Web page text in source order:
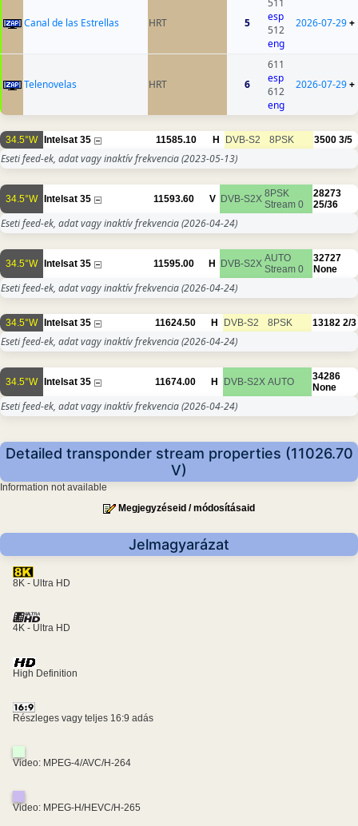
Canal de las Estrellas HRT 5
511
esp
512
eng
2026-07-29+
Telenovelas HRT 6
611
esp
612
eng
2026-07-29+
34.5°W Intelsat 35 11585.10 H DVB-S2 8PSK 3500 3/5
Eseti feed-ek, adat vagy inaktív frekvencia(2023-05-13)
34.5°W Intelsat 35 11593.60 V DVB-S2X 8PSK
Stream 0
28273
25/36
Eseti feed-ek, adat vagy inaktív frekvencia(2026-04-24)
34.5°W Intelsat 35 11595.00 H DVB-S2X AUTO
Stream 0
32727
None
Eseti feed-ek, adat vagy inaktív frekvencia(2026-04-24)
34.5°W Intelsat 35 11624.50 H DVB-S2 8PSK 13182 2/3
Eseti feed-ek, adat vagy inaktív frekvencia(2026-04-24)
34.5°W Intelsat 35 11674.00 H DVB-S2X AUTO
34286
None
Eseti feed-ek, adat vagy inaktív frekvencia(2026-04-24)
Detailed transponder stream properties (11026.70
V)
Information not available
Megjegyzéseid / módosításaid
Jelmagyarázat
8K - Ultra HD
4K - Ultra HD
High Definition
Részleges vagy teljes 16:9 adás
Video: MPEG-4/AVC/H-264
Video: MPEG-H/HEVC/H-265